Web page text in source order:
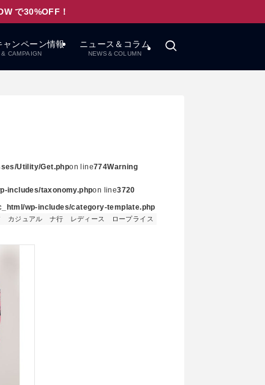
で30%OFF！
ャンペーン情報
CAMPAIGN
ニュース＆コラム
NEWS＆COLUMN
Utility/Get.phpon line774Warning
includes/taxonomy.phpon line3720
wp-includes/category-template.php
カジュアル ナ行 レディース ロープライス